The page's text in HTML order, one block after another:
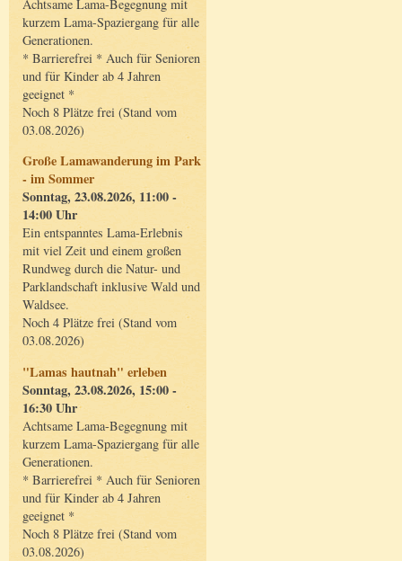
Achtsame Lama-Begegnung mit
kurzem Lama-Spaziergang für alle
Generationen.
* Barrierefrei * Auch für Senioren
und für Kinder ab 4 Jahren
geeignet *
Noch 8 Plätze frei (Stand vom
03.08.2026)
Große Lamawanderung im Park
- im Sommer
Sonntag, 23.08.2026, 11:00 -
14:00 Uhr
Ein entspanntes Lama-Erlebnis
mit viel Zeit und einem großen
Rundweg durch die Natur- und
Parklandschaft inklusive Wald und
Waldsee.
Noch 4 Plätze frei (Stand vom
03.08.2026)
"Lamas hautnah" erleben
Sonntag, 23.08.2026, 15:00 -
16:30 Uhr
Achtsame Lama-Begegnung mit
kurzem Lama-Spaziergang für alle
Generationen.
* Barrierefrei * Auch für Senioren
und für Kinder ab 4 Jahren
geeignet *
Noch 8 Plätze frei (Stand vom
03.08.2026)